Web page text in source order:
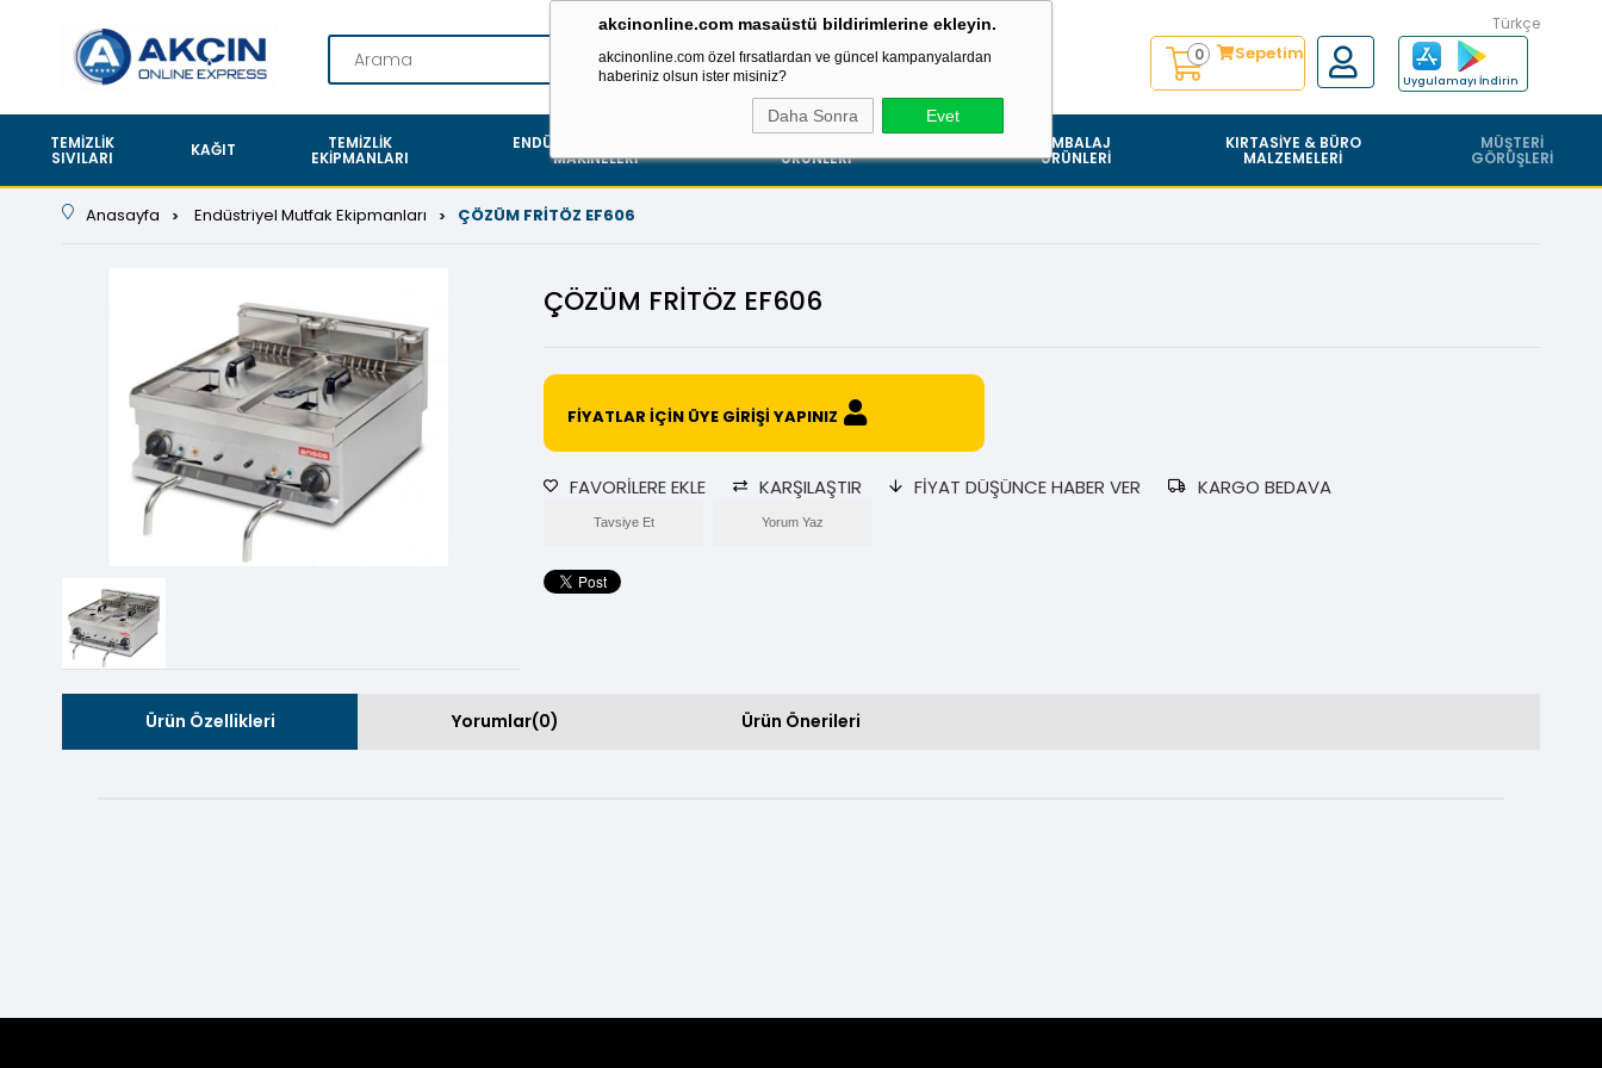
akcinonline.com masaüstü bildirimlerine ekleyin.
akcinonline.com özel fırsatlardan ve güncel kampanyalardan
haberiniz olsun ister misiniz?
Daha Sonra Evet
Uygulamayı İndirin
Türkçe
Sepetim
0
TEMIZLIK
SIVILARI KAĞIT TEMIZLIK
EKIPMANLARI
ENDÜSTRIYEL TEMIZLIK
MAKINELERI ÜRÜNLERI
AMBALAJ
ÜRÜNLERI
KIRTASIYE & BÜRO
MALZEMELERI
MÜŞTERI
GÖRÜŞLERI
Anasayfa Endüstriyel Mutfak Ekipmanları ÇÖZÜM FRİTÖZ EF606
ÇÖZÜM FRİTÖZ EF606
FİYATLAR İÇİN ÜYE GİRİŞİ YAPINIZ
FAVORILERE EKLE KARŞILAŞTIR FIYAT DÜŞÜNCE HABER VER KARGO BEDAVA
Tavsiye Et Yorum Yaz
Ürün Özellikleri Yorumlar(0) Ürün Önerileri